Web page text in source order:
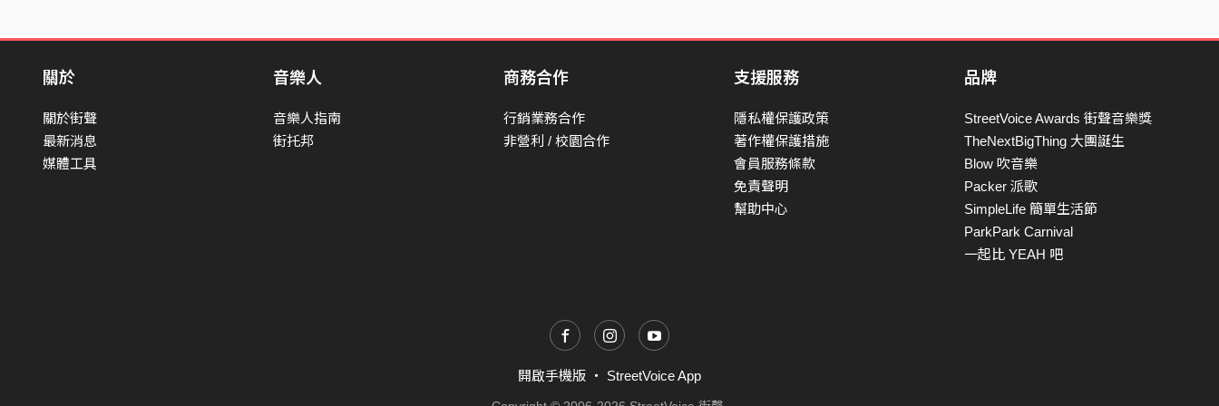
關於
關於街聲
最新消息
媒體工具
音樂人
音樂人指南
街托邦
商務合作
行銷業務合作
非營利 / 校園合作
支援服務
隱私權保護政策
著作權保護措施
會員服務條款
免責聲明
幫助中心
品牌
StreetVoice Awards 街聲音樂獎
TheNextBigThing 大團誕生
Blow 吹音樂
Packer 派歌
SimpleLife 簡單生活節
ParkPark Carnival
一起比 YEAH 吧
開啟手機版 ・ StreetVoice App